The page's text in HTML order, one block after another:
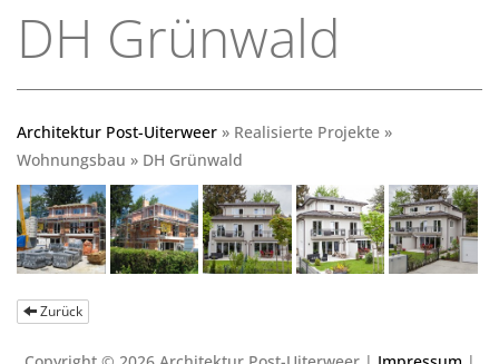
DH Grünwald
Architektur Post-Uiterweer » Realisierte Projekte »
Wohnungsbau » DH Grünwald
Zurück